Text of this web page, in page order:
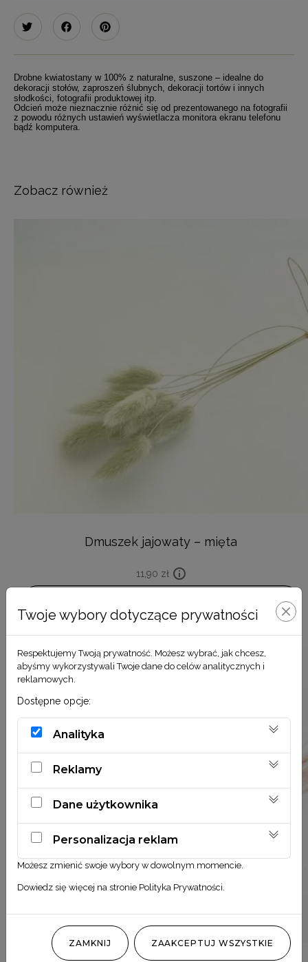
Drobne kwiatostany w 100% z naturalne, suszone – idealne do
dekoracji stołów, zaproszeń ślubnych, dekoracji tortów i innych
słodkości, fotografii produktowej itp.
Odcień może nieznacznie różnić się od prezentowanego na fotografii
z powodu różnych ustawień wyświetlacza monitora ekranu telefonu
bądź komputera.
Zobacz również
Dmuszek jajowaty – mięta
11,90 zł
Twoje wybory dotyczące prywatności
Respektujemy Twoją prywatność. Możesz wybrać, jak chcesz,
abyśmy wykorzystywali Twoje dane do celów analitycznych i
reklamowych.
Dostępne opcje:
Analityka
Reklamy
Dane użytkownika
Personalizacja reklam
Możesz zmienić swoje wybory w dowolnym momencie.
Dowiedz się więcej na stronie Polityka Prywatności
ZAMKNIJ ZAAKCEPTUJ WSZYSTKIE